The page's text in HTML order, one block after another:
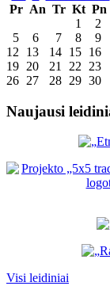
Pr An Tr Kt Pn
1
2
5
6 7 8 9
12
13 14 15 16
19 20 21 22 23
26 27 28 29 30
Naujausi
Visi leidiniai